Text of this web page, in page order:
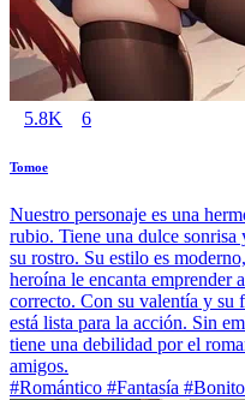
5.8K 6
Tomoe
Nuestro personaje es una
rubio. Tiene una dulce
su rostro. Su estilo es
heroína le encanta emprender
correcto. Con su valentía y su
está lista para la acción. Sin
tiene una debilidad por el
amigos.
#Romántico #Fantasía